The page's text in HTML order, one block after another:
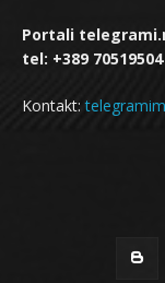
Portali
tel: +389 70519504
Kontakt: